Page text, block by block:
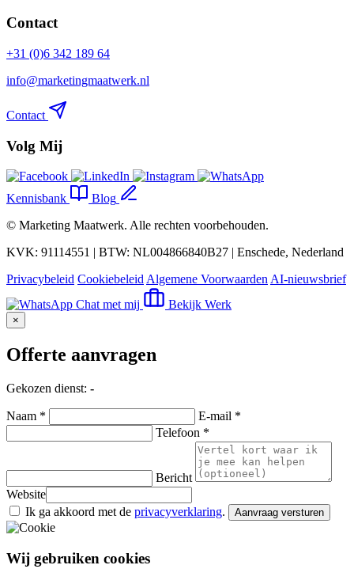
Contact
+31 (0)6 342 189 64
info@marketingmaatwerk.nl
Contact
Volg Mij
Kennisbank
Blog
© Marketing Maatwerk. Alle rechten voorbehouden.
KVK: 91114551 | BTW: NL004866840B27 | Enschede, Nederland
Privacybeleid Cookiebeleid Algemene Voorwaarden AI-nieuwsbrief
Chat met mij
Bekijk Werk
×
Offerte aanvragen
Gekozen dienst: -
Naam *
E-mail *
Telefoon *
Bericht
Website
Ik ga akkoord met de privacyverklaring. Aanvraag versturen
Wij gebruiken cookies